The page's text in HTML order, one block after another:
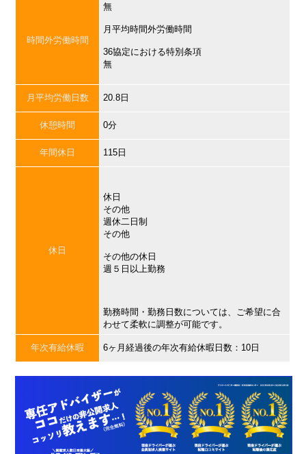
時間外労働時間
無
月平均時間外労働時間
36協定における特別条項
無
月平均労働日数 20.8日
休憩時間 0分
年間休日 115日
休日
休日
その他
週休二日制
その他
その他の休日
週５日以上勤務
勤務時間・勤務日数については、ご希望に合
わせて柔軟に調整が可能です。
年次有給休暇 6ヶ月経過後の年次有給休暇日数：10日